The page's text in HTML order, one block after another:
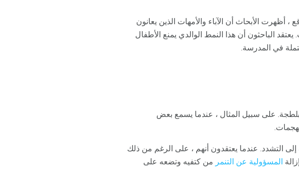
، أظهرت الأبحاث أن الآباء والأمهات الذين يعانون
الباحثون أن هذا النمط الوالدي يمنع الأطفال
في المدرسة.
على سبيل المثال ، عندما يسمع بعض
إلى التشدد. عندما يعتقدون أنهم ، على الرغم من ذلك
المسؤولية عن التنمر من كتفيه وتضعه على